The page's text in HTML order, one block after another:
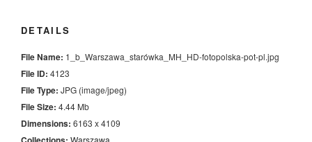
DETAILS
File Name: 1_b_Warszawa_starówka_MH_HD-fotopolska-pot-pl.jpg
File ID: 4123
File Type: JPG (image/jpeg)
File Size: 4.44 Mb
Dimensions: 6163 x 4109
Warszawa